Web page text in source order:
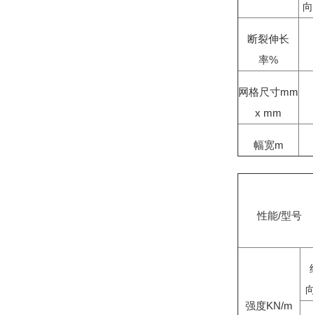
向
断裂伸长
率%
网格尺寸mm
x mm
幅宽m
性能/型号
强度KN/m